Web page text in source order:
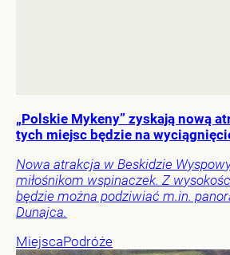
„Polskie Mykeny” zyskają nową
tych miejsc będzie na
Nowa atrakcja w Beskidzie
miłośnikom wspinaczek. Z
będzie można podziwiać m.in.
Dunajca.
MiejscaPodróże